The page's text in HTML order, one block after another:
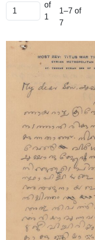
of
1
1–7 of
7